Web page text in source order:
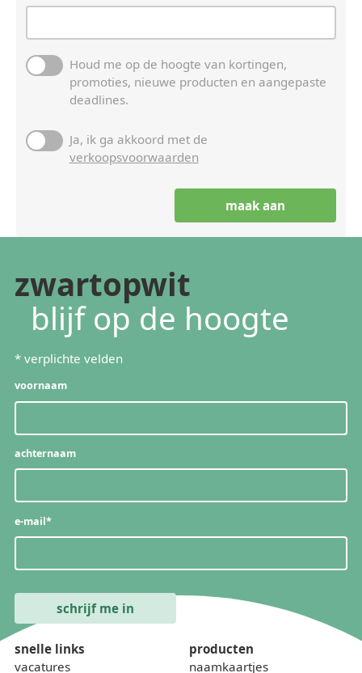
Houd me op de hoogte van kortingen,
promoties, nieuwe producten en aangepaste
deadlines.
Ja, ik ga akkoord met de
verkoopsvoorwaarden
zwartopwit
blijf op de hoogte
* verplichte velden
voornaam
achternaam
e-mail*
snelle links
vacatures
producten
naamkaartjes